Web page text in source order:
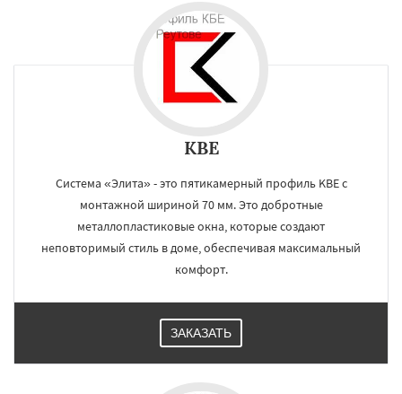
KBE
Система «Элита» - это пятикамерный профиль KBE с
монтажной шириной 70 мм. Это добротные
металлопластиковые окна, которые создают
неповторимый стиль в доме, обеспечивая максимальный
комфорт.
ЗАКАЗАТЬ